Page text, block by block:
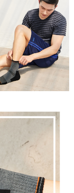
大直營門市／銀行轉
稱本公司）所提供，讓
商店將買賣／分期付款
交帳款。
的，商店將以您的個人
蒐集、處理及利用，
及更正。
「AFTEE先享後付」
。
結，可透過四大超商／
成。
需要取消訂單，請聯絡
效，需透過AFTEE先享
顯示為準，若有關於
繫「AFTEE先享後付
support/home
後付」服務完成之交
易相關給付款項請求債
同意方可使用
本公司不負相關責
戶狀況，依本公司即